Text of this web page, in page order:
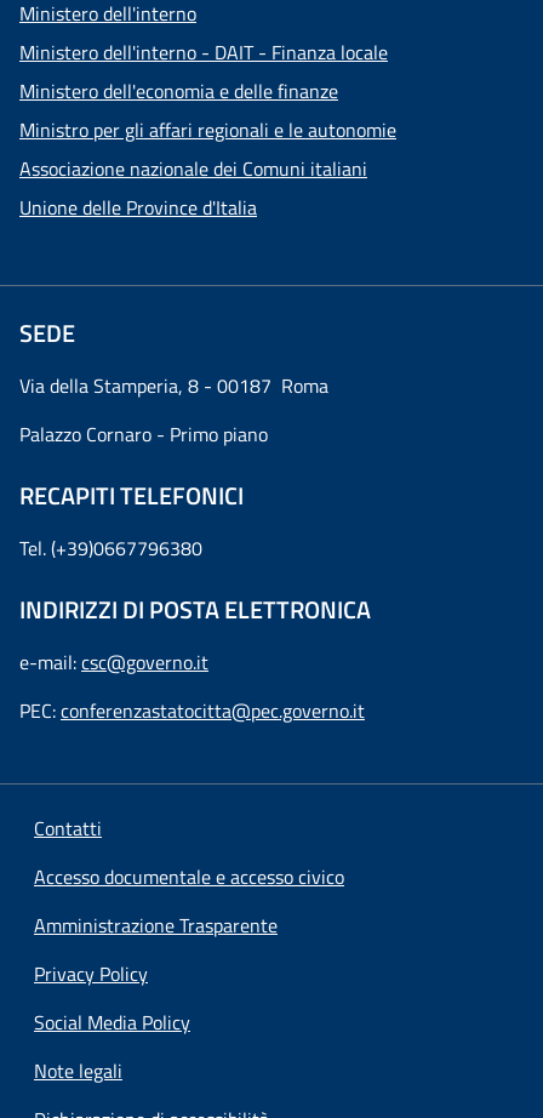
Ministero dell'interno
Ministero dell'interno - DAIT - Finanza locale
Ministero dell'economia e delle finanze
Ministro per gli affari regionali e le autonomie
Associazione nazionale dei Comuni italiani
Unione delle Province d'Italia
SEDE
Via della Stamperia, 8 - 00187 Roma
Palazzo Cornaro - Primo piano
RECAPITI TELEFONICI
Tel. (+39)0667796380
INDIRIZZI DI POSTA ELETTRONICA
e-mail:csc@governo.it
PEC:conferenzastatocitta@pec.governo.it
Contatti
Accesso documentale e accesso civico
Amministrazione Trasparente
Privacy Policy
Social Media Policy
Note legali